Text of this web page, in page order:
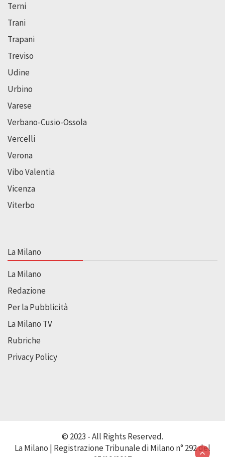
Terni
Trani
Trapani
Treviso
Udine
Urbino
Varese
Verbano-Cusio-Ossola
Vercelli
Verona
Vibo Valentia
Vicenza
Viterbo
La Milano
La Milano
Redazione
Per la Pubblicità
La Milano TV
Rubriche
Privacy Policy
© 2023 - All Rights Reserved.
La Milano | Registrazione Tribunale di Milano n° 292 del